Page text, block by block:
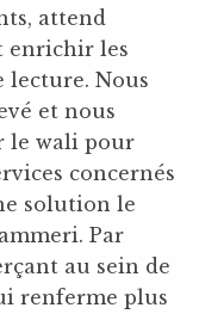
attend
enrichir les
lecture. Nous
et nous
le wali pour
concernés
solution le
Par
au sein de
renferme plus